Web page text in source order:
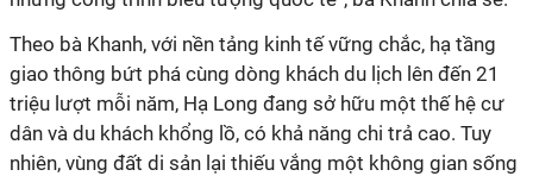
Theo bà Khanh, với nền tảng kinh tế vững chắc, hạ tầng
giao thông bứt phá cùng dòng khách du lịch lên đến 21
triệu lượt mỗi năm, Hạ Long đang sở hữu một thế hệ cư
dân và du khách khổng lồ, có khả năng chi trả cao. Tuy
nhiên, vùng đất di sản lại thiếu vắng một không gian sống